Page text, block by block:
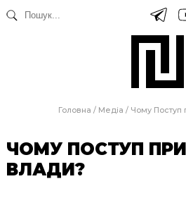
Головна / Медіа / Чому Поступ
ЧОМУ ПОСТУП
ВЛАДИ?